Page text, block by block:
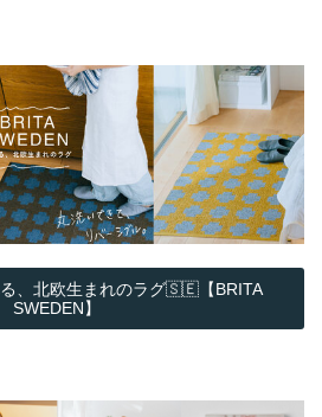
る、北欧生まれのラグ🇸🇪【BRITA
SWEDEN】